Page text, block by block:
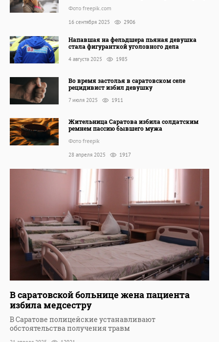
Фото freepik.com
16 сентября 2025 2906
Напавшая на фельдшера пьяная девушка
стала фигуранткой уголовного дела
4 августа 2025 1985
Во время застолья в саратовском селе
рецидивист избил девушку
7 июля 2025 1911
Жительница Саратова избила солдатским
ремнем пассию бывшего мужа
Фото freepik
28 апреля 2025 1917
В саратовской больнице жена пациента
избила медсестру
В Саратове полицейские устанавливают
обстоятельства получения травм